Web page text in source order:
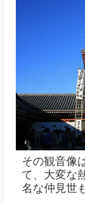
その観音像
て、大変な
名な仲見世